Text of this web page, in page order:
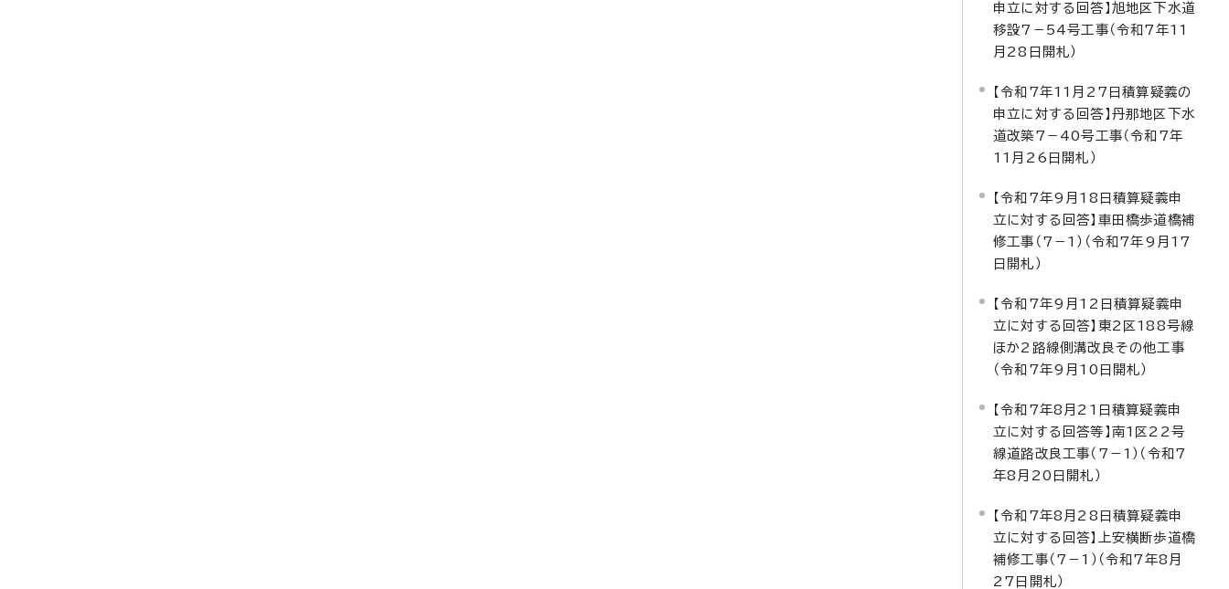
申立に対する回答】旭地区下水道
移設7－54号工事（令和7年11
月28日開札）
【令和7年11月27日積算疑義の
申立に対する回答】丹那地区下水
道改築7－40号工事（令和7年
11月26日開札）
【令和7年9月18日積算疑義申
立に対する回答】車田橋歩道橋補
修工事（7－1）（令和7年9月17
日開札）
【令和7年9月12日積算疑義申
立に対する回答】東2区188号線
ほか2路線側溝改良その他工事
（令和7年9月10日開札）
【令和7年8月21日積算疑義申
立に対する回答等】南1区22号
線道路改良工事（7－1）（令和7
年8月20日開札）
【令和7年8月28日積算疑義申
立に対する回答】上安横断歩道橋
補修工事（7－1）（令和7年8月
27日開札）